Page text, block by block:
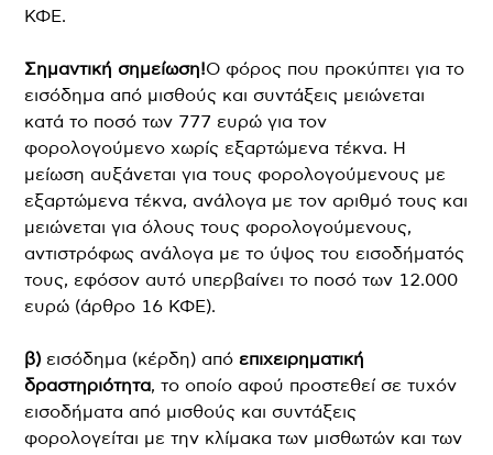
ΚΦΕ.
Σημαντική σημείωση!Ο φόρος που προκύπτει για το
εισόδημα από μισθούς και συντάξεις μειώνεται
κατά το ποσό των 777 ευρώ για τον
φορολογούμενο χωρίς εξαρτώμενα τέκνα. Η
μείωση αυξάνεται για τους φορολογούμενους με
εξαρτώμενα τέκνα, ανάλογα με τον αριθμό τους και
μειώνεται για όλους τους φορολογούμενους,
αντιστρόφως ανάλογα με το ύψος του εισοδήματός
τους, εφόσον αυτό υπερβαίνει το ποσό των 12.000
ευρώ (άρθρο 16 ΚΦΕ).
β) εισόδημα (κέρδη) απόεπιχειρηματική
δραστηριότητα, το οποίο αφού προστεθεί σε τυχόν
εισοδήματα από μισθούς και συντάξεις
φορολογείται με την κλίμακα των μισθωτών και των